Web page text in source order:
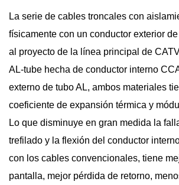
La serie de cables troncales con
físicamente con un conductor exterior
al proyecto de la línea principal de
AL-tube hecha de conductor interno
externo de tubo AL, ambos materiales
coeficiente de expansión térmica y
Lo que disminuye en gran medida la
trefilado y la flexión del conductor
con los cables convencionales, tiene
pantalla, mejor pérdida de retorno,